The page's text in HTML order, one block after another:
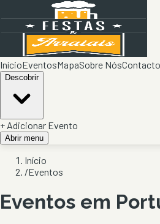
InícioEventosMapaSobre NósContacto
Descobrir
+ Adicionar Evento
Abrir menu
Início
/Eventos
Eventos em